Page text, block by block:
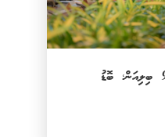
އާމްދަނީއަށްވުރެ ޚަރަދު އިތުރީ 9 ބިލިއަން؛ ބޮޑު